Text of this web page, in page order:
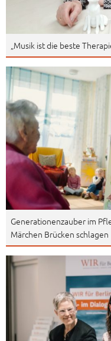
„Musik ist die beste
Generationenzauber im
Märchen Brücken schlagen